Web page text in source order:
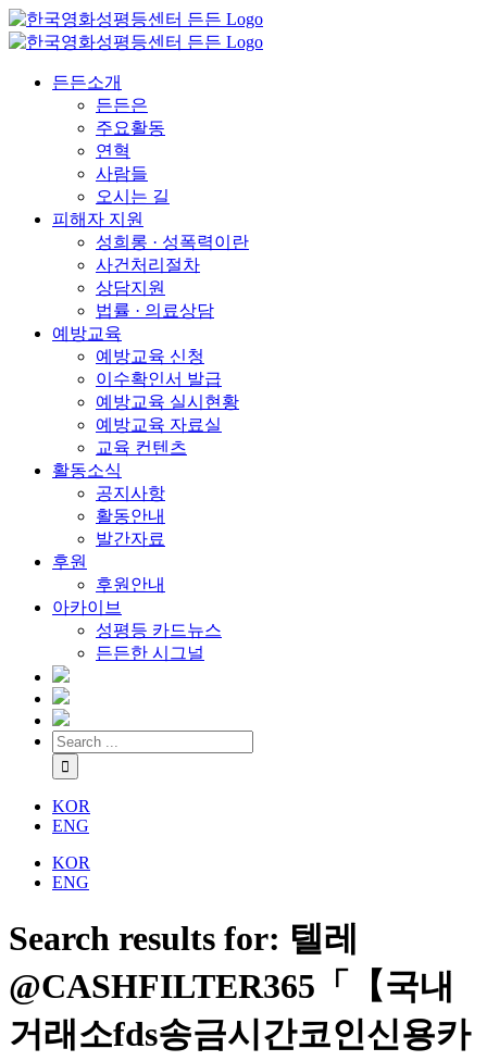
든든소개
든든은
주요활동
연혁
사람들
오시는 길
피해자 지원
성희롱 · 성폭력이란
사건처리절차
상담지원
법률 · 의료상담
예방교육
예방교육 신청
이수확인서 발급
예방교육 실시현황
예방교육 자료실
교육 컨텐츠
활동소식
공지사항
활동안내
발간자료
후원
후원안내
아카이브
성평등 카드뉴스
든든한 시그널
KOR
ENG
KOR
ENG
Search results for: 텔레
@CASHFILTER365「【국내
거래소fds송금시간코인신용카